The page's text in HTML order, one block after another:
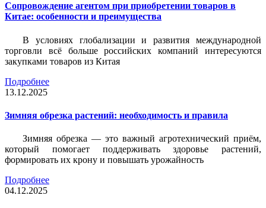
Сопровождение агентом при приобретении товаров в
Китае: особенности и преимущества
В условиях глобализации и развития международной
торговли всё больше российских компаний интересуются
закупками товаров из Китая
Подробнее
13.12.2025
Зимняя обрезка растений: необходимость и правила
Зимняя обрезка — это важный агротехнический приём,
который помогает поддерживать здоровье растений,
формировать их крону и повышать урожайность
Подробнее
04.12.2025